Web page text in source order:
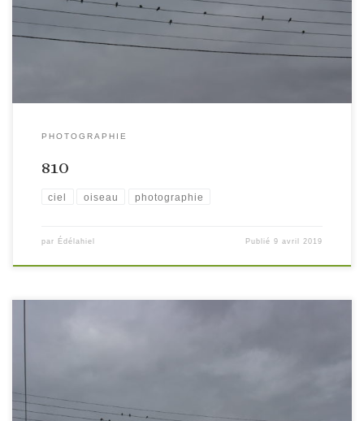
PHOTOGRAPHIE
810
ciel oiseau photographie
par Édélahiel Publié9 avril 2019